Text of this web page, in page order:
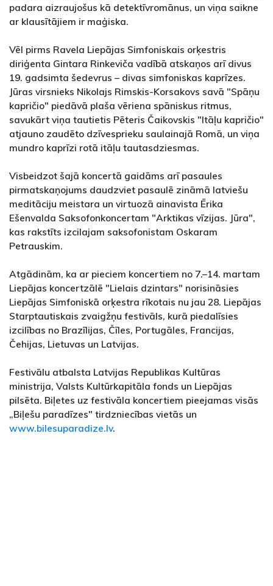
padara aizraujošus kā detektīvromānus, un viņa saikne
ar klausītājiem ir maģiska.
Vēl pirms Ravela Liepājas Simfoniskais orķestris
diriģenta Gintara Rinkeviča vadībā atskaņos arī divus
19. gadsimta šedevrus – divas simfoniskas kaprīzes.
Jūras virsnieks Nikolajs Rimskis-Korsakovs savā "Spāņu
kapričio" piedāvā plaša vēriena spāniskus ritmus,
savukārt viņa tautietis Pēteris Čaikovskis "Itāļu kapričio"
atjauno zaudēto dzīvesprieku saulainajā Romā, un viņa
mundro kaprīzi rotā itāļu tautasdziesmas.
Visbeidzot šajā koncertā gaidāms arī pasaules
pirmatskaņojums daudzviet pasaulē zināmā latviešu
meditāciju meistara un virtuozā ainavista Ērika
Ešenvalda Saksofonkoncertam "Arktikas vīzijas. Jūra",
kas rakstīts izcilajam saksofonistam Oskaram
Petrauskim.
Atgādinām, ka ar pieciem koncertiem no 7.–14. martam
Liepājas koncertzālē "Lielais dzintars" norisināsies
Liepājas Simfoniskā orķestra rīkotais nu jau 28. Liepājas
Starptautiskais zvaigžņu festivāls, kurā piedalīsies
izcilības no Brazīlijas, Čīles, Portugāles, Francijas,
Čehijas, Lietuvas un Latvijas.
Festivālu atbalsta Latvijas Republikas Kultūras
ministrija, Valsts Kultūrkapitāla fonds un Liepājas
pilsēta. Biļetes uz festivāla koncertiem pieejamas visās
„Biļešu paradīzes" tirdzniecības vietās un
www.bilesuparadize.lv.